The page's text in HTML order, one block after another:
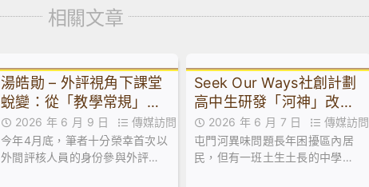
相關文章
湯皓勛 – 外評視角下課堂
蛻變：從「教學常規」到
「淬煉好課」︱來論
2026 年 6 月 9 日
傳媒訪問
今年4月底，筆者十分榮幸首次以
外間評核人員的身份參與外評。
Seek Our Ways社創計劃
高中生研發「河神」改善
屯門河異味奪冠
2026 年 6 月 7 日
傳媒訪問
屯門河異味問題長年困擾區內居
民，但有一班土生土長的中學生